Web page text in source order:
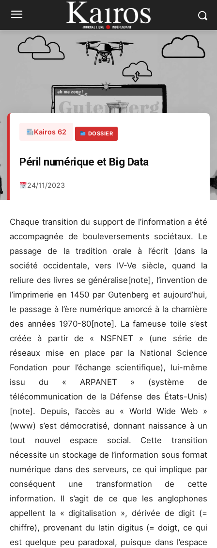
Kairos 62 DOSSIER
Péril numérique et Big Data
24/11/2023
Chaque transition du support de l’information a été
accompagnée de bouleversements sociétaux. Le
passage de la tradition orale à l’écrit (dans la
société occidentale, vers IV-Ve siècle, quand la
reliure des livres se généralise[note], l’invention de
l’imprimerie en 1450 par Gutenberg et aujourd’hui,
le passage à l’ère numérique amorcé à la charnière
des années 1970-80[note]. La fameuse toile s’est
créée à partir de « NSFNET » (une série de
réseaux mise en place par la National Science
Fondation pour l’échange scientifique), lui-même
issu du « ARPANET » (système de
télécommunication de la Défense des États-Unis)
[note]. Depuis, l’accès au « World Wide Web »
(www) s’est démocratisé, donnant naissance à un
tout nouvel espace social. Cette transition
nécessite un stockage de l’information sous format
numérique dans des serveurs, ce qui implique par
conséquent une transformation de cette
information. Il s’agit de ce que les anglophones
appellent la « digitalisation », dérivée de digit (=
chiffre), provenant du latin digitus (= doigt, ce qui
est quelque peu paradoxal, puisque dans l’espace